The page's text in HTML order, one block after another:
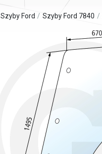
Szyby Ford Szyby Ford 7840